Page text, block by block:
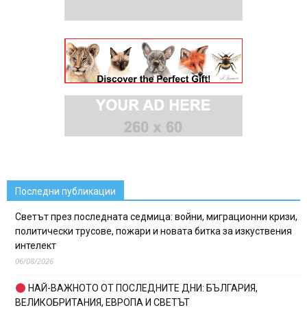
Последни публикации
Светът през последната седмица: войни, миграционни кризи,
политически трусове, пожари и новата битка за изкуствения
интелект
06/08/2026
НАЙ-ВАЖНОТО ОТ ПОСЛЕДНИТЕ ДНИ: БЪЛГАРИЯ,
ВЕЛИКОБРИТАНИЯ, ЕВРОПА И СВЕТЪТ